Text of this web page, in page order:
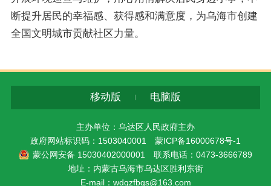
断提升居民的幸福感、获得感和满意度，为乌海市创建
全国文明城市贡献社区力量。
移动版 电脑版
主办单位：乌达区人民政府主办
政府网站标识码：1503040001 蒙ICP备16000678号-1
蒙公网安备 15030402000001
联系电话：0473-3666789
地址：内蒙古乌海市乌达区胜利东街
E-mail：wdqzfbgs@163.com